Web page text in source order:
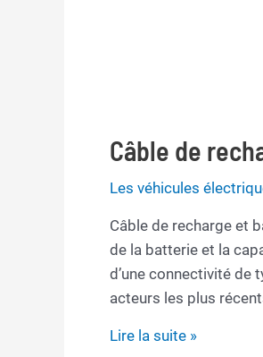
Câble de
Les véhicules
Câble de recharge et
de la batterie et la
d’une connectivité de
acteurs les plus
Câble
Lire la suite »